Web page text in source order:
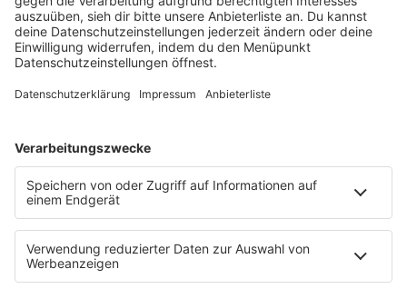
Lagerfeuer
Füße hoch
Schmusekatze
Song Contest
Mädelsabend
Ich hasse Sport
Sonntag Morgen
Strandbar
Putzfimmel
Deutschpop
Deutsche Liebeslieder